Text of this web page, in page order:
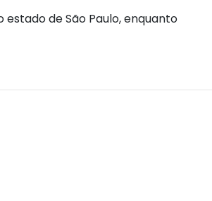
de São Paulo, enquanto